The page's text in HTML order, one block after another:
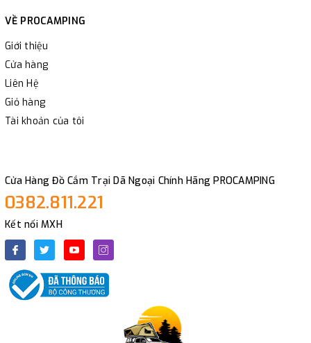
VỀ PROCAMPING
Giới thiệu
Cửa hàng
Liên Hệ
Giỏ hàng
Tài khoản của tôi
Cửa Hàng Đồ Cắm Trại Dã Ngoại Chính Hãng PROCAMPING
0382.811.221
Kết nối MXH